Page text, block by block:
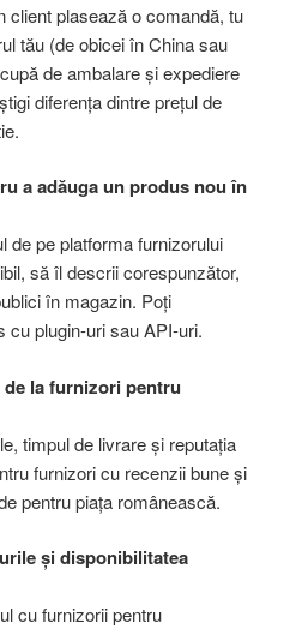
client plasează o comandă, tu
tău (de obicei în China sau
de ambalare și expediere
diferența dintre prețul de
a adăuga un produs nou în
de pe platforma furnizorului
să îl descrii corespunzător,
în magazin. Poți
cu plugin-uri sau API-uri.
la furnizori pentru
timpul de livrare și reputația
furnizori cu recenzii bune și
pentru piața românească.
și disponibilitatea
cu furnizorii pentru